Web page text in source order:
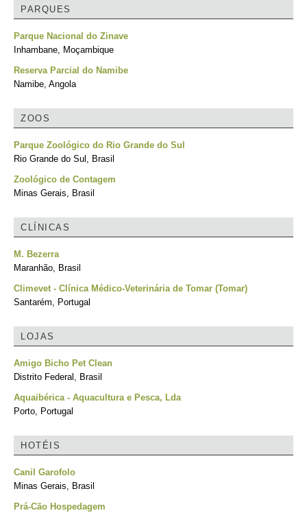
PARQUES
Parque Nacional do Zinave
Inhambane, Moçambique
Reserva Parcial do Namibe
Namibe, Angola
ZOOS
Parque Zoológico do Rio Grande do Sul
Rio Grande do Sul, Brasil
Zoológico de Contagem
Minas Gerais, Brasil
CLÍNICAS
M. Bezerra
Maranhão, Brasil
Climevet - Clínica Médico-Veterinária de Tomar (Tomar)
Santarém, Portugal
LOJAS
Amigo Bicho Pet Clean
Distrito Federal, Brasil
Aquaibérica - Aquacultura e Pesca, Lda
Porto, Portugal
HOTÉIS
Canil Garofolo
Minas Gerais, Brasil
Prá-Cão Hospedagem